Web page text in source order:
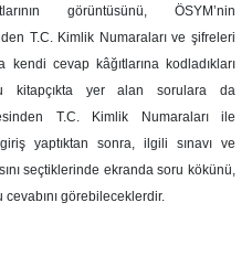
görüntüsünü, ÖSYM’nin
T.C. Kimlik Numaraları ve şifreleri
kendi cevap kâğıtlarına kodladıkları
kitapçıkta yer alan sorulara da
T.C. Kimlik Numaraları ile
yaptıktan sonra, ilgili sınavı ve
seçtiklerinde ekranda soru kökünü,
görebileceklerdir.